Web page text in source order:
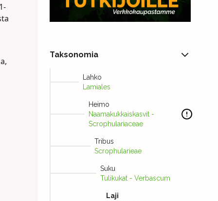
Taksonomia
Lahko
Lamiales
Heimo
Naamakukkaiskasvit -
Scrophulariaceae
Tribus
Scrophularieae
Suku
Tulikukat - Verbascum
Laji